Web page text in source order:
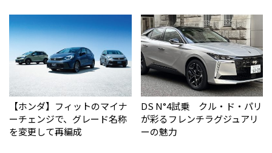
【ホンダ】フィットのマイナ
ーチェンジで、グレード名称
を変更して再編成
DS N°4試乗 クル・ド・パリ
が彩るフレンチラグジュアリ
ーの魅力